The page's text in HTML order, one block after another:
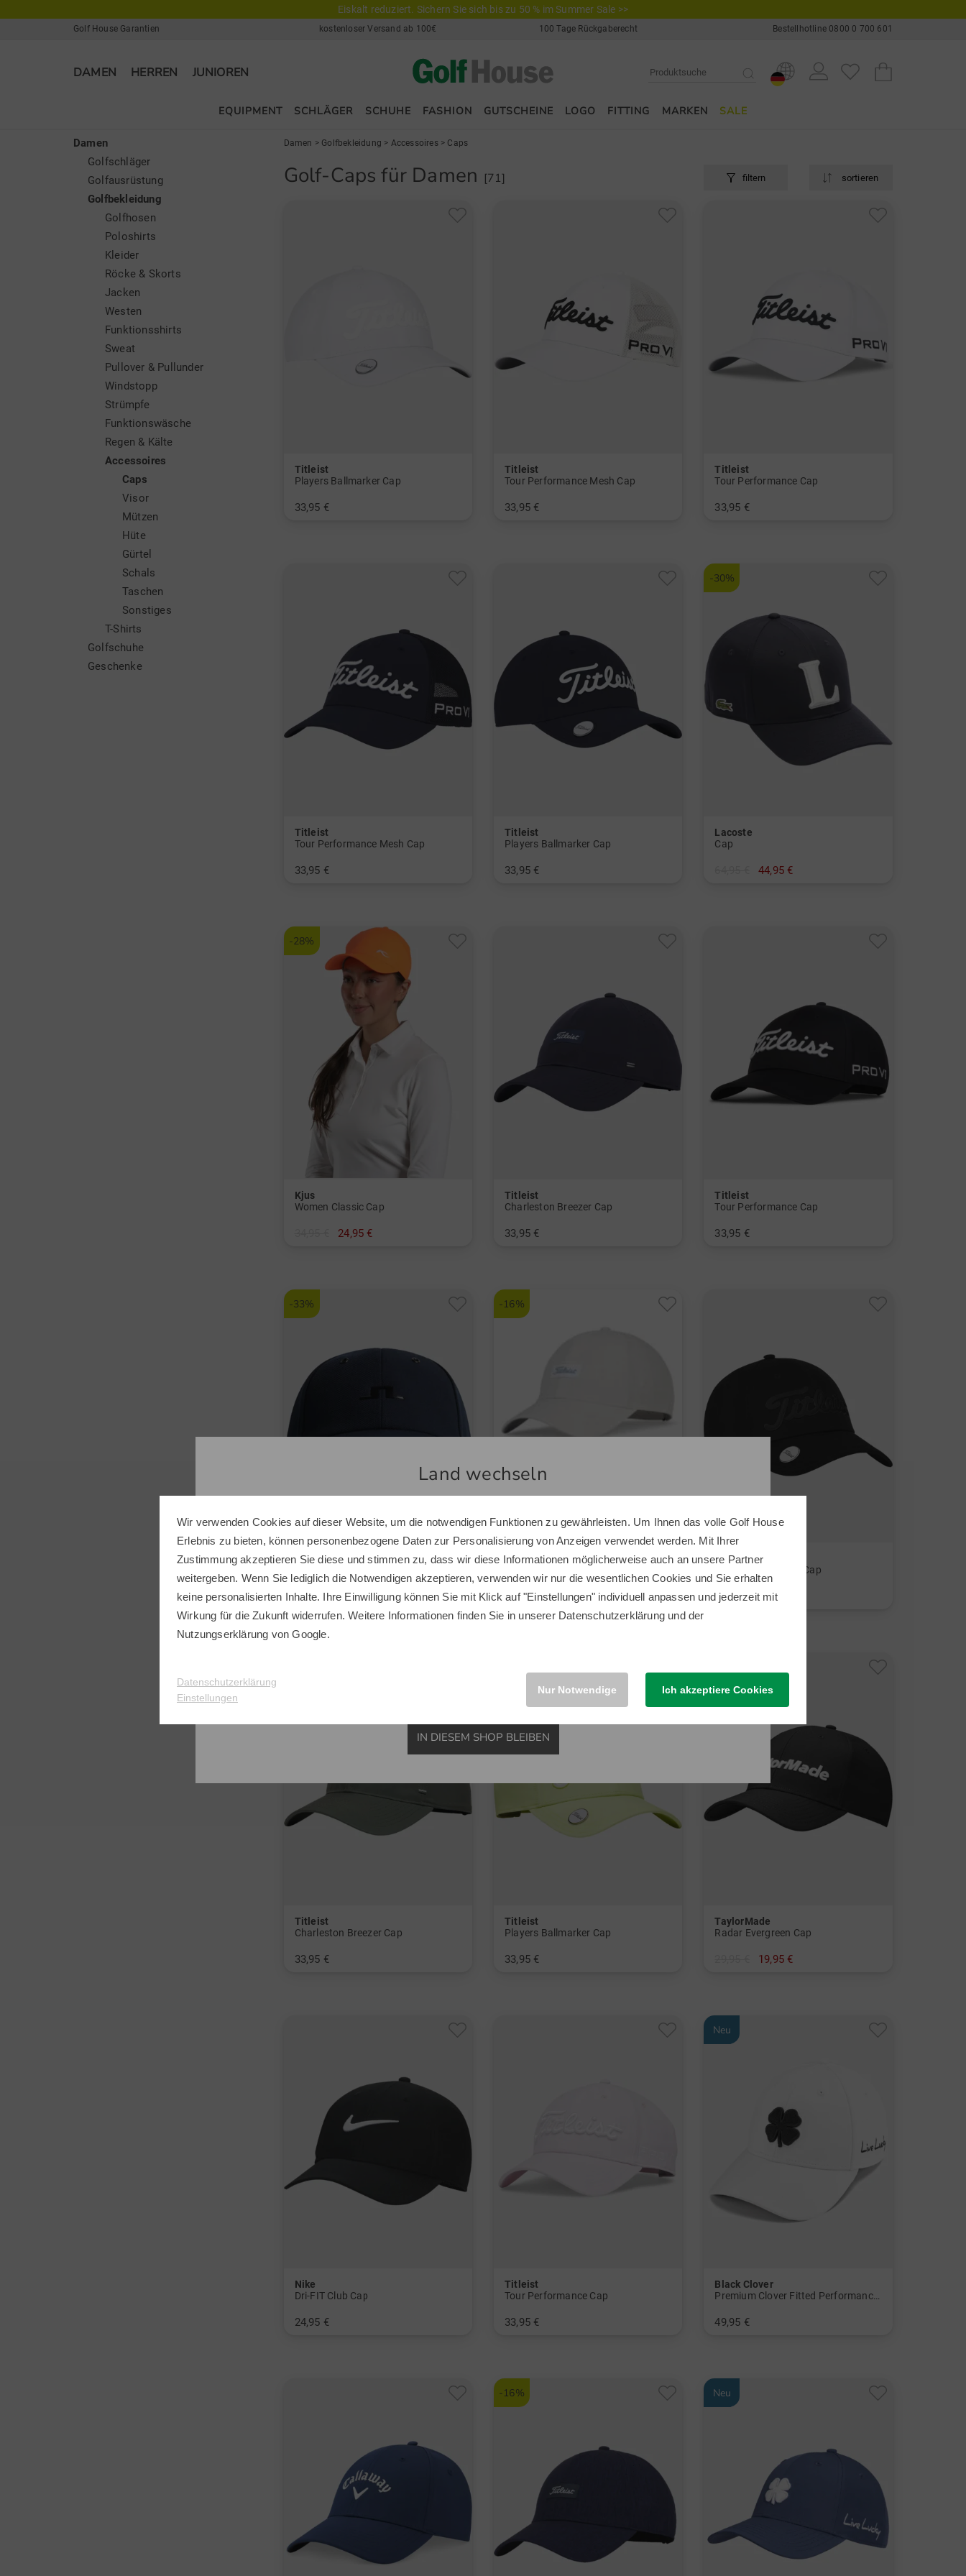
Eiskalt reduziert. Sichern Sie sich bis zu 50 % im Summer Sale >>
Golf House Garantien kostenloser Versand ab 100€ 100 Tage Rückgaberecht Bestellhotline 0800 0 700 601
DAMEN HERREN JUNIOREN
EQUIPMENT SCHLÄGER SCHUHE FASHION GUTSCHEINE LOGO FITTING MARKEN SALE
Damen
Golfschläger
Golfausrüstung
Golfbekleidung
Golfhosen
Poloshirts
Kleider
Röcke & Skorts
Jacken
Westen
Funktionsshirts
Sweat
Pullover & Pullunder
Windstopp
Strümpfe
Funktionswäsche
Regen & Kälte
Accessoires
Caps
Visor
Mützen
Hüte
Gürtel
Schals
Taschen
Sonstiges
T-Shirts
Golfschuhe
Geschenke
Damen > Golfbekleidung > Accessoires> Caps
Golf-Caps für Damen [71] filtern sortieren
Titleist
Players Ballmarker Cap
33,95 €
Titleist
Tour Performance Mesh Cap
33,95 €
Titleist
Tour Performance Cap
33,95 €
Titleist
Tour Performance Mesh Cap
33,95 €
Titleist
Players Ballmarker Cap
33,95 €
-30%
Lacoste
Cap
44,95 €
-28%
Kjus
Women Classic Cap
24,95 €
Titleist
Charleston Breezer Cap
33,95 €
Titleist
Tour Performance Cap
33,95 €
-33%
J.Lindeberg
44,95 € 29,95 €
in: 56
-16%
Titleist
29,95 € 24,95 €
in: Einheitsgröße
Titleist
Players Ballmarker Cap
33,95 €
Titleist
Charleston Breezer Cap
33,95 €
Titleist
Players Ballmarker Cap
33,95 €
TaylorMade
Radar Evergreen Cap
19,95 €
Nike
Dri-FIT Club Cap
24,95 €
Titleist
Tour Performance Cap
33,95 €
Neu
Black Clover
Premium Clover Fitted Performance Cap
49,95 €
-16% Neu
Land wechseln
Sie scheinen sich in einem anderen Land zu befinden.
Möchten Sie den Golf House Shop wechseln?
IN DIESEM SHOP BLEIBEN
Wir verwenden Cookies auf dieser Website, um die notwendigen Funktionen zu gewährleisten. Um Ihnen das volle Golf House
Erlebnis zu bieten, können personenbezogene Daten zur Personalisierung von Anzeigen verwendet werden. Mit Ihrer
Zustimmung akzeptieren Sie diese und stimmen zu, dass wir diese Informationen möglicherweise auch an unsere Partner
weitergeben. Wenn Sie lediglich die Notwendigen akzeptieren, verwenden wir nur die wesentlichen Cookies und Sie erhalten
keine personalisierten Inhalte. Ihre Einwilligung können Sie mit Klick auf "Einstellungen" individuell anpassen und jederzeit mit
Wirkung für die Zukunft widerrufen. Weitere Informationen finden Sie in unserer Datenschutzerklärung und der
Nutzungserklärung von Google.
Datenschutzerklärung
Einstellungen
Nur Notwendige Ich akzeptiere Cookies